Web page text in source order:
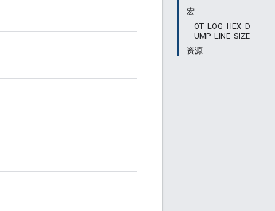
宏
OT_LOG_HEX_D
UMP_LINE_SIZE
资源